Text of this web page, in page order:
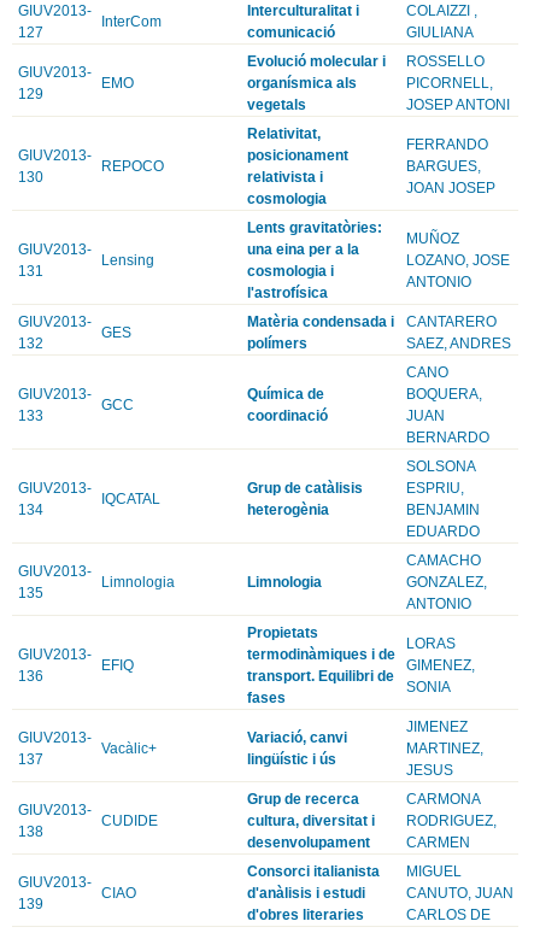
GIUV2013-
127
InterCom
Interculturalitat i
comunicació
COLAIZZI ,
GIULIANA
GIUV2013-
129
EMO
Evolució molecular i
organísmica als
vegetals
ROSSELLO
PICORNELL,
JOSEP ANTONI
GIUV2013-
130
REPOCO
Relativitat,
posicionament
relativista i
cosmologia
FERRANDO
BARGUES,
JOAN JOSEP
GIUV2013-
131
Lensing
Lents gravitatòries:
una eina per a la
cosmologia i
l'astrofísica
MUÑOZ
LOZANO, JOSE
ANTONIO
GIUV2013-
132
GES
Matèria condensada i
polímers
CANTARERO
SAEZ, ANDRES
GIUV2013-
133
GCC
Química de
coordinació
CANO
BOQUERA,
JUAN
BERNARDO
GIUV2013-
134
IQCATAL
Grup de catàlisis
heterogènia
SOLSONA
ESPRIU,
BENJAMIN
EDUARDO
GIUV2013-
135
Limnologia Limnologia
CAMACHO
GONZALEZ,
ANTONIO
GIUV2013-
136
EFIQ
Propietats
termodinàmiques i de
transport. Equilibri de
fases
LORAS
GIMENEZ,
SONIA
GIUV2013-
137
Vacàlic+
Variació, canvi
lingüístic i ús
JIMENEZ
MARTINEZ,
JESUS
GIUV2013-
138
CUDIDE
Grup de recerca
cultura, diversitat i
desenvolupament
CARMONA
RODRIGUEZ,
CARMEN
GIUV2013-
139
CIAO
Consorci italianista
d'anàlisis i estudi
d'obres literaries
MIGUEL
CANUTO, JUAN
CARLOS DE